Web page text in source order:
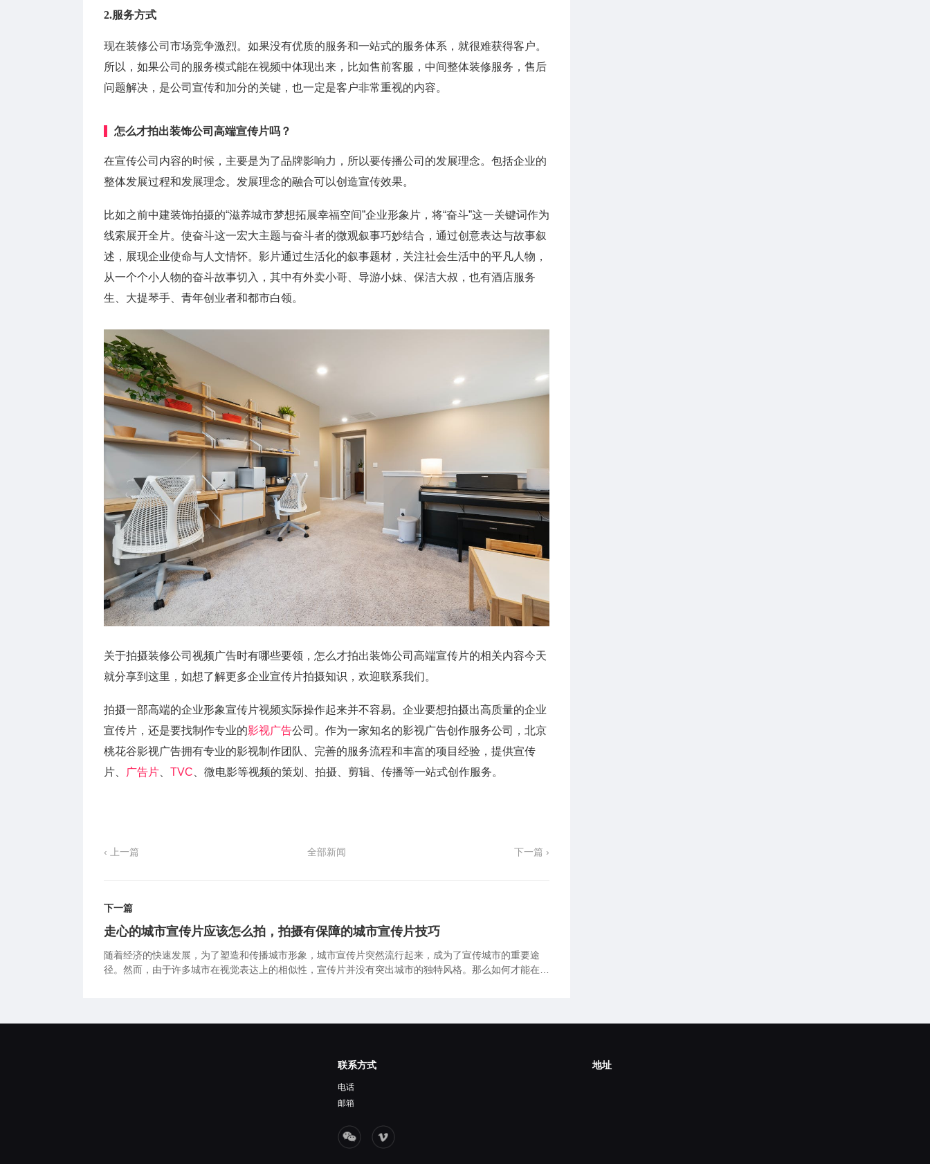
2.服务方式
现在装修公司市场竞争激烈。如果没有优质的服务和一站式的服务体系，就很难获得客户。
所以，如果公司的服务模式能在视频中体现出来，比如售前客服，中间整体装修服务，售后
问题解决，是公司宣传和加分的关键，也一定是客户非常重视的内容。
怎么才拍出装饰公司高端宣传片吗？
在宣传公司内容的时候，主要是为了品牌影响力，所以要传播公司的发展理念。包括企业的
整体发展过程和发展理念。发展理念的融合可以创造宣传效果。
比如之前中建装饰拍摄的“滋养城市梦想拓展幸福空间”企业形象片，将“奋斗”这一关键词作为
线索展开全片。使奋斗这一宏大主题与奋斗者的微观叙事巧妙结合，通过创意表达与故事叙
述，展现企业使命与人文情怀。影片通过生活化的叙事题材，关注社会生活中的平凡人物，
从一个个小人物的奋斗故事切入，其中有外卖小哥、导游小妹、保洁大叔，也有酒店服务
生、大提琴手、青年创业者和都市白领。
关于拍摄装修公司视频广告时有哪些要领，怎么才拍出装饰公司高端宣传片的相关内容今天
就分享到这里，如想了解更多企业宣传片拍摄知识，欢迎联系我们。
拍摄一部高端的企业形象宣传片视频实际操作起来并不容易。企业要想拍摄出高质量的企业
宣传片，还是要找制作专业的影视广告公司。作为一家知名的影视广告创作服务公司，北京
桃花谷影视广告拥有专业的影视制作团队、完善的服务流程和丰富的项目经验，提供宣传
片、
广告片 TVC 、微电影等视频的策划、拍摄、剪辑、传播等一站式创作服务。
‹ 上一篇 全部新闻 下一篇 ›
下一篇
走心的城市宣传片应该怎么拍，拍摄有保障的城市宣传片技巧
随着经济的快速发展，为了塑造和传播城市形象，城市宣传片突然流行起来，成为了宣传城市的重要途
径。然而，由于许多城市在视觉表达上的相似性，宣传片并没有突出城市的独特风格。那么如何才能在制
联系方式
电话
邮箱
地址